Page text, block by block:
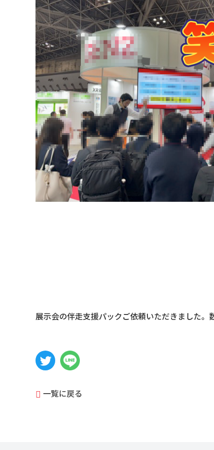
WEB広告・SNS運用・EC運営
【toB展示会】展示会伴走支援！リード獲得数は弊社起用前の4倍達成！｜
展示会の伴走支援パックご依頼いただきました。
一覧に戻る